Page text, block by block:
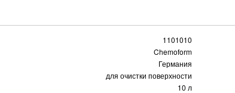
1101010
Chemoform
Германия
для очистки поверхности
10 л